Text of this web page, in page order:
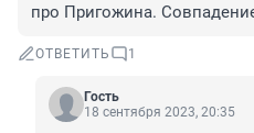
про Пригожина.
ОТВЕТИТЬ 1
Гость
18 сентября 2023, 20:35